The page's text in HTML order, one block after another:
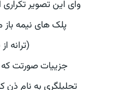
وای این تصویر
پلک های نیمه
(ترانه
جزییات صورتت
تحلیلگری به نام